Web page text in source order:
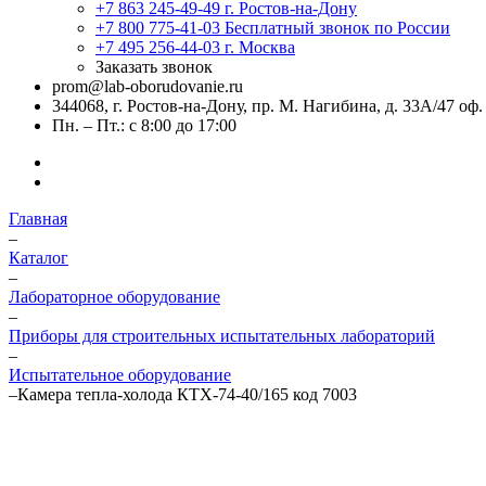
+7 863 245-49-49 г. Ростов-на-Дону
+7 800 775-41-03 Бесплатный звонок по России
+7 495 256-44-03 г. Москва
Заказать звонок
prom@lab-oborudovanie.ru
344068, г. Ростов-на-Дону, пр. М. Нагибина, д. 33А/47 оф.
Пн. – Пт.: с 8:00 до 17:00
Главная
–
Каталог
–
Лабораторное оборудование
–
Приборы для строительных испытательных лабораторий
–
Испытательное оборудование
–Камера тепла-холода КТХ-74-40/165 код 7003